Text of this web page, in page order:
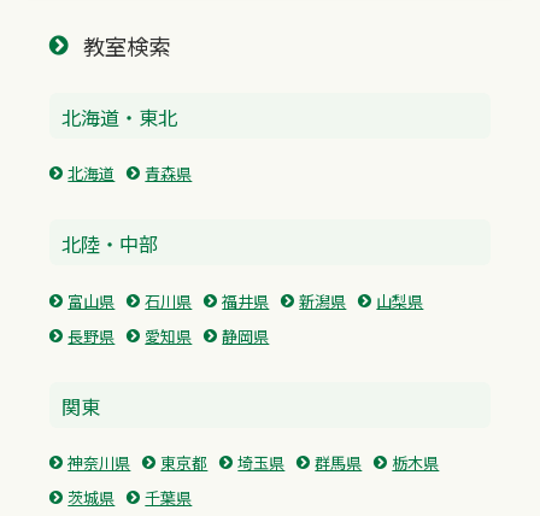
教室検索
北海道・東北
北海道 青森県
北陸・中部
富山県 石川県 福井県 新潟県
山梨県
長野県
愛知県 静岡県
関東
神奈川県 東京都 埼玉県 群馬県
栃木県
茨城県
千葉県